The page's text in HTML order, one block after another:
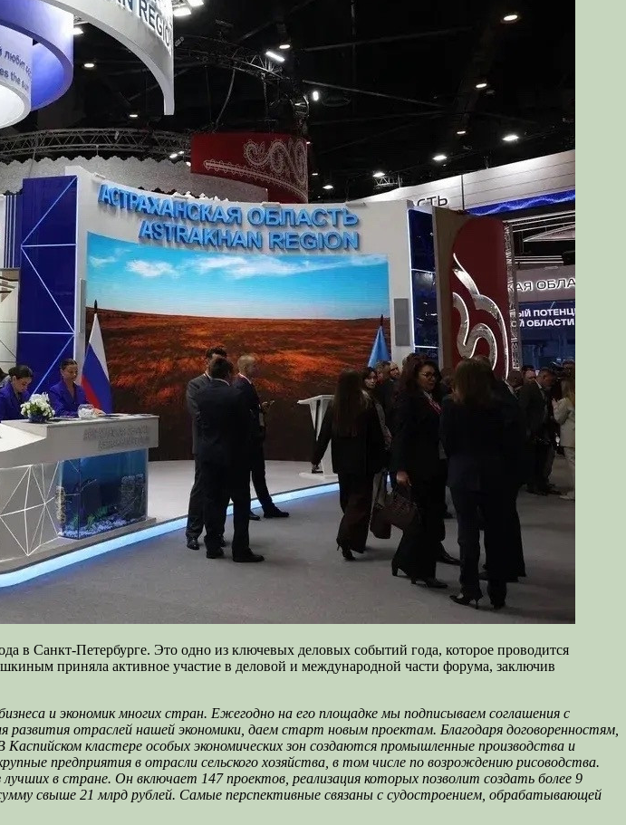
Санкт-Петербурге. Это одно из ключевых деловых событий года, которое проводится
приняла активное участие в деловой и международной части форума, заключив
и экономик многих стран. Ежегодно на его площадке мы подписываем соглашения с
развития отраслей нашей экономики, даем старт новым проектам. Благодаря договоренностям,
кластере особых экономических зон создаются промышленные производства и
предприятия в отрасли сельского хозяйства, в том числе по возрождению рисоводства.
в стране. Он включает 147 проектов, реализация которых позволит создать более 9
свыше 21 млрд рублей. Самые перспективные связаны с судостроением, обрабатывающей